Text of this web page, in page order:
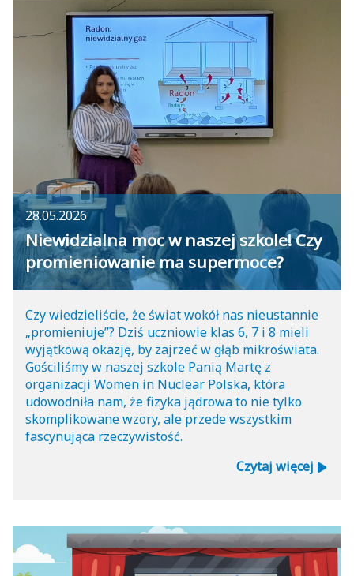
28.05.2026
Niewidzialna moc w naszej szkole! Czy
promieniowanie ma supermoce?
Czy wiedzieliście, że świat wokół nas nieustannie
„promieniuje”? Dziś uczniowie klas 6, 7 i 8 mieli
wyjątkową okazję, by zajrzeć w głąb mikroświata.
Gościliśmy w naszej szkole Panią Martę z
organizacji Women in Nuclear Polska, która
udowodniła nam, że fizyka jądrowa to nie tylko
skomplikowane wzory, ale przede wszystkim
fascynująca rzeczywistość.
Czytaj więcej